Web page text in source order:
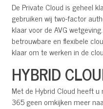
De Private Cloud is geheel
gebruiken wij two-factor
klaar voor de AVG
betrouwbare en flexibele
klaar om te werken in de
HYBRID
Met de Hybrid Cloud heeft
365 geen omkijken meer